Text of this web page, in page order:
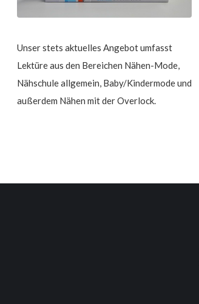
Unser stets aktuelles Angebot umfasst
Lektüre aus den Bereichen Nähen-Mode,
Nähschule allgemein, Baby/Kindermode und
außerdem Nähen mit der Overlock.